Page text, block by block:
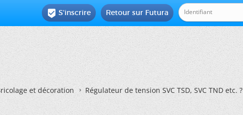
Retour sur Futura
 S'inscrire
et décoration Régulateur de tension SVC TSD, SVC TND etc. ?